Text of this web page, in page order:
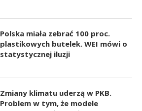
Polska miała zebrać 100 proc.
plastikowych butelek. WEI mówi o
statystycznej iluzji
Zmiany klimatu uderzą w PKB.
Problem w tym, że modele